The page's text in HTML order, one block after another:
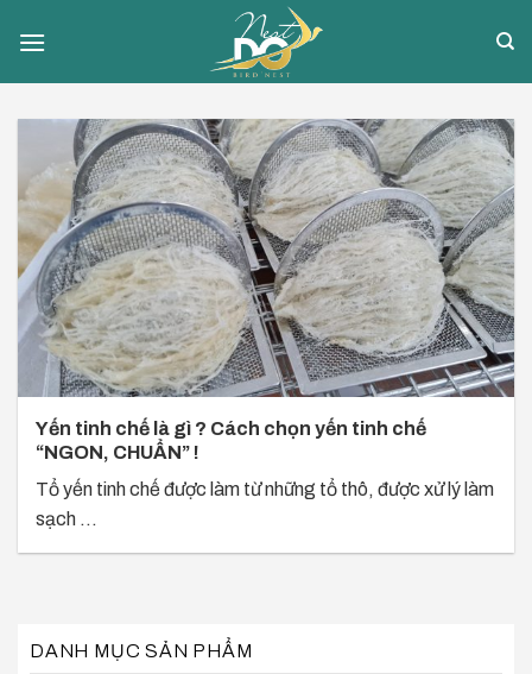
Yến tinh chế là gì ? Cách chọn yến tinh chế
“NGON, CHUẨN” !
Tổ yến tinh chế được làm từ những tổ thô, được xử lý làm
sạch ...
DANH MỤC SẢN PHẨM